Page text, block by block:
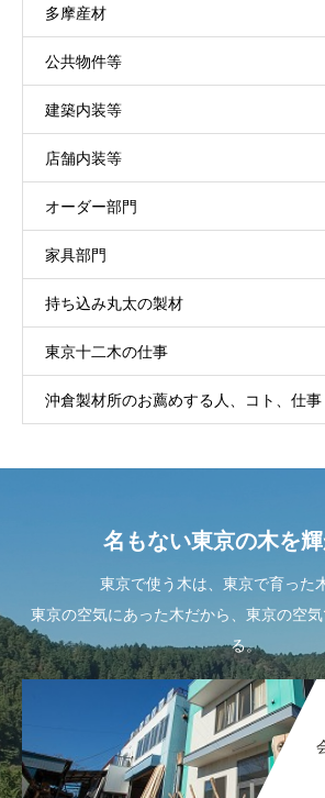
多摩産材
公共物件等
建築内装等
店舗内装等
オーダー部門
家具部門
持ち込み丸太の製材
東京十二木の仕事
沖倉製材所のお薦めする人、コト、仕事
名もない東京の木を
東京で使う木は、東京で育った
東京の空気にあった木だから、東京の空
る。